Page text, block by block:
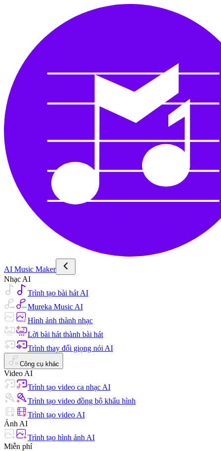
AI Music Maker
Nhạc AI
Trình tạo bài hát AI
Mureka Music AI
Hình ảnh thành nhạc
Lời bài hát thành bài hát
Trình thay đổi giọng nói AI
Công cụ khác
Video AI
Trình tạo video ca nhạc AI
Trình tạo video đồng bộ khẩu hình
Trình tạo video AI
Ảnh AI
Trình tạo hình ảnh AI
Miễn phí